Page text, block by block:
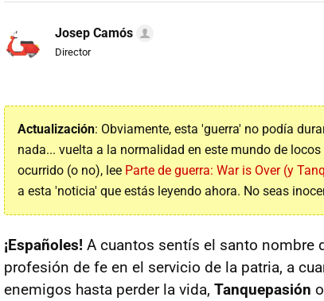
Josep Camós
Director
Actualización: Obviamente, esta 'guerra' no podía
nada... vuelta a la normalidad en este mundo de
ocurrido (o no), lee Parte de guerra: War is Over (y
a esta 'noticia' que estás leyendo ahora. No seas
¡Españoles! A cuantos sentís el santo nombre
profesión de fe en el servicio de la patria, a
enemigos hasta perder la vida, Tanquepasión